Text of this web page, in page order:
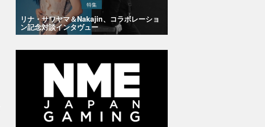
特集
リナ・サワヤマ＆Nakajin、コラボレーショ
ン記念対談インタヴュー